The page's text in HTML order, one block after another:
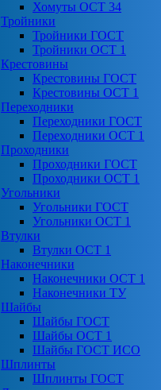
Хомуты ОСТ 34
Тройники
Тройники ГОСТ
Тройники ОСТ 1
Крестовины
Крестовины ГОСТ
Крестовины ОСТ 1
Переходники
Переходники ГОСТ
Переходники ОСТ 1
Проходники
Проходники ГОСТ
Проходники ОСТ 1
Угольники
Угольники ГОСТ
Угольники ОСТ 1
Втулки
Втулки ОСТ 1
Наконечники
Наконечники ОСТ 1
Наконечники ТУ
Шайбы
Шайбы ГОСТ
Шайбы ОСТ 1
Шайбы ГОСТ ИСО
Шплинты
Шплинты ГОСТ